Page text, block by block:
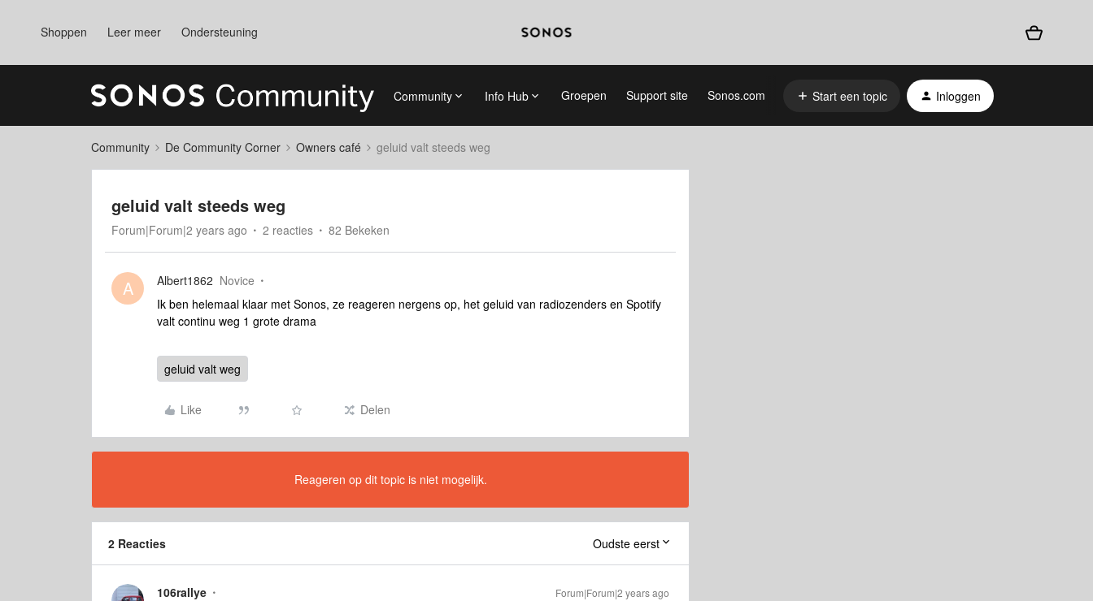
Shoppen Leer meer Ondersteuning
Community Info Hub Groepen Support site Sonos.com Start een topic Inloggen
Community De Community Corner Owners café geluid valt steeds weg
geluid valt steeds weg
Forum|Forum|2 years ago 2 reacties 82 Bekeken
A Albert1862 Novice
Ik ben helemaal klaar met Sonos, ze reageren nergens op, het geluid van radiozenders en Spotify
valt continu weg 1 grote drama
geluid valt weg
Like Delen
Reageren op dit topic is niet mogelijk.
2 Reacties Oudste eerst
106rallye Forum|Forum|2 years ago